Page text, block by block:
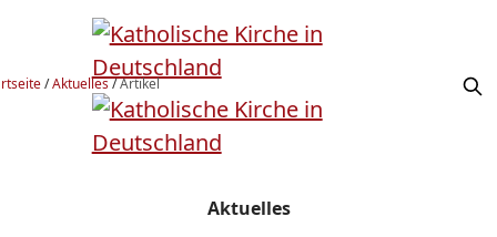
/Aktuelles/Artikel
Aktuelles